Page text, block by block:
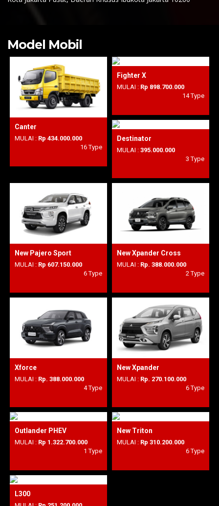
Model Mobil
Canter
MULAI : Rp 434.000.000
16 Type
Fighter X
MULAI : Rp 898.700.000
14 Type
Destinator
MULAI : 395.000.000
3 Type
New Pajero Sport
MULAI : Rp 607.150.000
6 Type
New Xpander Cross
MULAI : Rp. 388.000.000
2 Type
Xforce
MULAI : Rp. 388.000.000
4 Type
New Xpander
MULAI : Rp. 270.100.000
6 Type
Outlander PHEV
MULAI : Rp 1.322.700.000
1 Type
New Triton
MULAI : Rp 310.200.000
6 Type
L300